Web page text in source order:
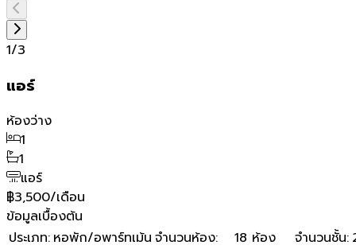
1/3
แอร์
ห้องว่าง
1
1
แอร์
฿3,500/เดือน
ข้อมูลเบื้องต้น
ประเภท: หอพัก/อพาร์ทเม้น จำนวนห้อง: 18 ห้อง จำนวนชั้น: